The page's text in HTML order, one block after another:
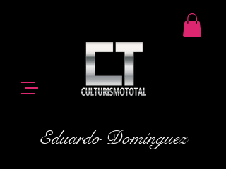
Eduardo Domínguez